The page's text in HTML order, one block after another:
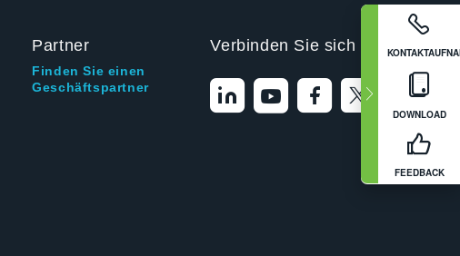
DOWNLOAD
FEEDBACK
Partner
Finden Sie einen
Geschäftspartner
Verbinden Sie sich mit uns